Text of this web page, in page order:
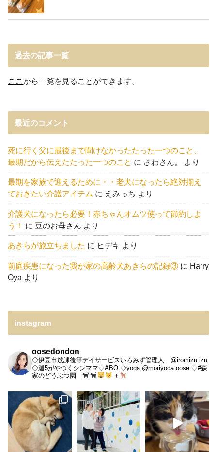
過去の記事一覧
ここから一覧を見ることができます。
最近のコメント
死に行く父に最後まで聞けなかったたった一つのこと、
最期だから伝えたたった一つのこと に さわさん。 より
最期を家族で迎えるために・・老犬になったら絶対揃え
ておきたい介護アイテム に えみっち より
介護犬になったら必要！赤ちゃんオムツ使って節約しよ
う！
に 豆のお母さん より
あきらが旅立ちました に ヒデキ より
前庭疾患になった我が家の高齢犬あきらの記録③ に Harry
Oya より
instagram
oosedondon
◇伊豆市放課後等デイサービスいろみず管理人 @iromizu.izu
◇週5がやつくシンママ◇ABO ◇yoga @moriyoga.oose ◇#森
家のどうぶつ園
＋